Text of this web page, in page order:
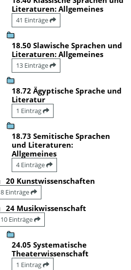
Literaturen: Allgemeines
41 Einträge
18.50 Slawische Sprachen und
Literaturen: Allgemeines
13 Einträge
18.72 Ägyptische Sprache und
Literatur
1 Eintrag
18.73 Semitische Sprachen
und Literaturen:
Allgemeines
4 Einträge
20 Kunstwissenschaften
8 Einträge
24 Musikwissenschaft
10 Einträge
24.05 Systematische
Theaterwissenschaft
1 Eintrag